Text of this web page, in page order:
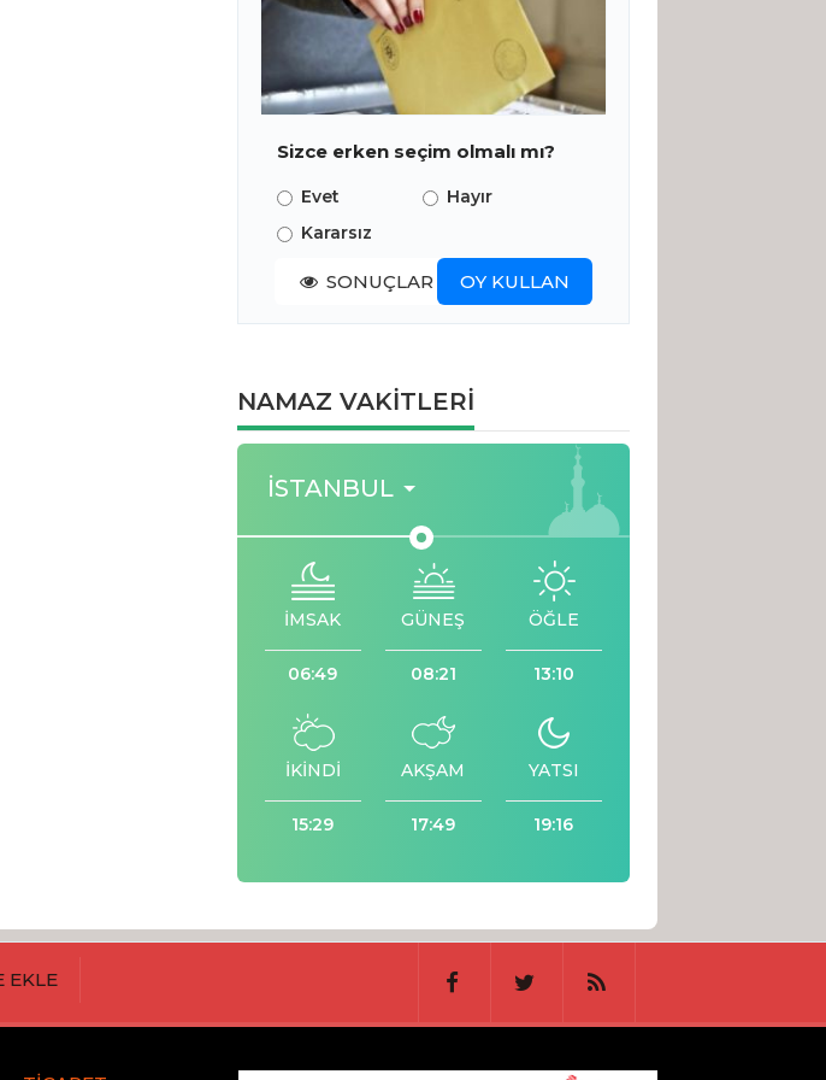
Sizce erken seçim olmalı mı?
Evet
Hayır
Kararsız
SONUÇLAR OY KULLAN
NAMAZ VAKİTLERİ
İSTANBUL
İMSAK
06:49
GÜNEŞ
08:21
ÖĞLE
13:10
İKİNDİ
15:29
AKŞAM
17:49
YATSI
19:16
EKLE